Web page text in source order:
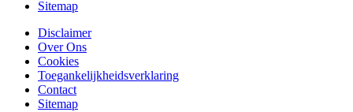
Sitemap
Disclaimer
Over Ons
Cookies
Toegankelijkheidsverklaring
Contact
Sitemap